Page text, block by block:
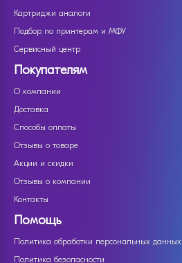
Картриджи аналоги
Подбор по принтерам и МФУ
Сервисный центр
Покупателям
О компании
Доставка
Способы оплаты
Отзывы о товаре
Акции и скидки
Отзывы о компании
Контакты
Помощь
Политика обработки персональных данных
Политика безопасности